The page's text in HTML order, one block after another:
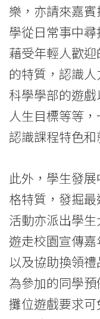
樂，亦請來嘉
學從日常事中
藉受年輕人歡
的特質，認識
科學學部的遊
人生目標等等
認識課程特色和
此外，學生發
格特質，發掘
活動亦派出學生
遊走校園宣傳嘉
以及協助換領
為參加的同學
攤位遊戲要求